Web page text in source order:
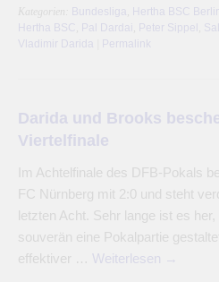
Kategorien: Bundesliga Hertha BSC Berlin
Hertha BSC
Pal Dardai Peter Sippel
Vladimir Darida
Permalink
Darida und Brooks
Viertelfinale
Im Achtelfinale des DFB-Pokals
FC Nürnberg mit 2:0 und steht
letzten Acht. Sehr lange ist es
souverän eine Pokalpartie
effektiver … Weiterlesen →